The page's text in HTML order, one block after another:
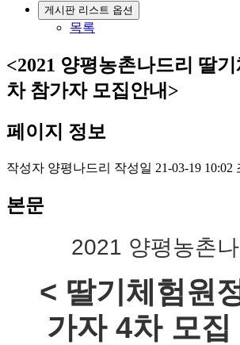
게시판 리스트 옵션
목록
<2021 양평농촌나드리 딸
차 참가자 모집안내>
페이지 정보
작성자 양평나드리 작성일 21-03-19 10:02
본문
2021 양평농촌나
< 딸기체험원
가자 4차 모집